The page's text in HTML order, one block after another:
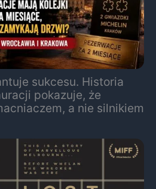
sukcesu. Historia
pokazuje, że
a nie silnikiem